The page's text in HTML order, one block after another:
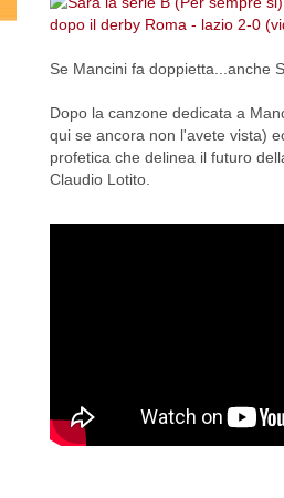
Se Mancini fa doppietta...anche
Dopo la canzone dedicata a
qui se ancora non l'avete vista)
profetica che delinea il futuro
Claudio Lotito.